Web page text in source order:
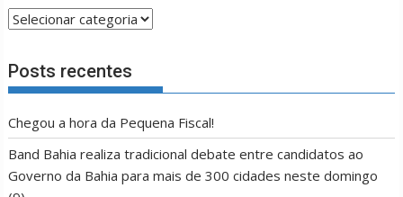
LEIA
OPÇÃO
Posts recentes
Chegou a hora da Pequena Fiscal!
Band Bahia realiza tradicional debate entre candidatos ao
Governo da Bahia para mais de 300 cidades neste domingo